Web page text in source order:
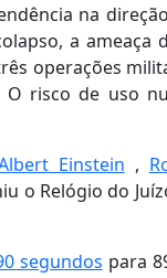
na
a ameaça
operações
risco de uso
Einstein ,
o Relógio do
segundos para